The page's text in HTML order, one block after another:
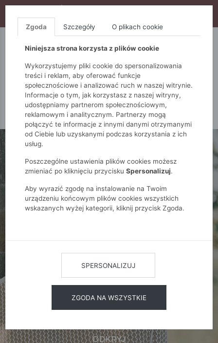
S10), DODATKOWE 15% ZA 3SZT (KOD: S15)
5.10.15. QUIOSQUE
Zgoda Szczegóły O plikach cookie
Niniejsza strona korzysta z plików cookie
Wykorzystujemy pliki cookie do spersonalizowania
treści i reklam, aby oferować funkcje
społecznościowe i analizować ruch w naszej witrynie.
Informacje o tym, jak korzystasz z naszej witryny,
udostępniamy partnerom społecznościowym,
reklamowym i analitycznym. Partnerzy mogą
połączyć te informacje z innymi danymi otrzymanymi
od Ciebie lub uzyskanymi podczas korzystania z ich
usług.
Poszczególne ustawienia plików cookies możesz
zmieniać po kliknięciu przycisku Spersonalizuj.
Aby wyrazić zgodę na instalowanie na Twoim
urządzeniu końcowym plików cookies wszystkich
wskazanych wyżej kategorii, kliknij przycisk Zgoda.
SPERSONALIZUJ
ZGODA NA WSZYSTKIE